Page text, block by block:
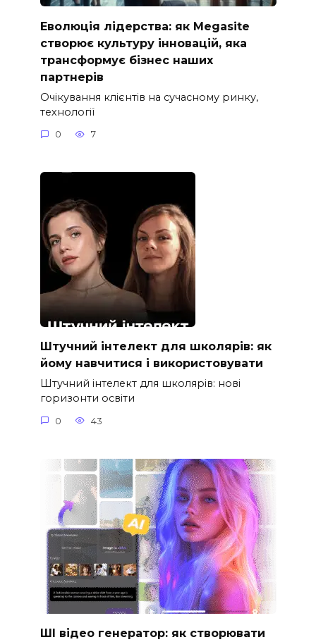
Еволюція лідерства: як Megasite
створює культуру інновацій, яка
трансформує бізнес наших
партнерів
Очікування клієнтів на сучасному ринку,
технології
0 7
Штучний інтелект для школярів: як
йому навчитися і використовувати
Штучний інтелект для школярів: нові
горизонти освіти
0 43
ШІ відео генератор: як створювати